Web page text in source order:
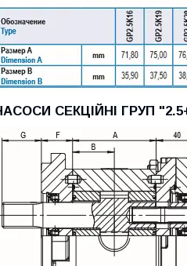
СЕКЦІЙНІ ГРУП